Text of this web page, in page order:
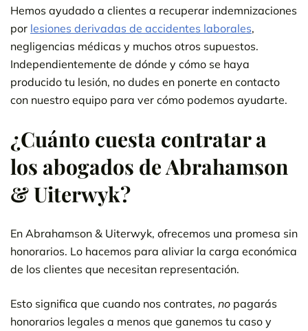
Hemos ayudado a clientes a recuperar indemnizaciones
por lesiones derivadas de accidentes laborales,
negligencias médicas y muchos otros supuestos.
Independientemente de dónde y cómo se haya
producido tu lesión, no dudes en ponerte en contacto
con nuestro equipo para ver cómo podemos ayudarte.
¿Cuánto cuesta contratar a
los abogados de Abrahamson
& Uiterwyk?
En Abrahamson & Uiterwyk, ofrecemos una promesa sin
honorarios. Lo hacemos para aliviar la carga económica
de los clientes que necesitan representación.
Esto significa que cuando nos contrates, no pagarás
honorarios legales a menos que ganemos tu caso y